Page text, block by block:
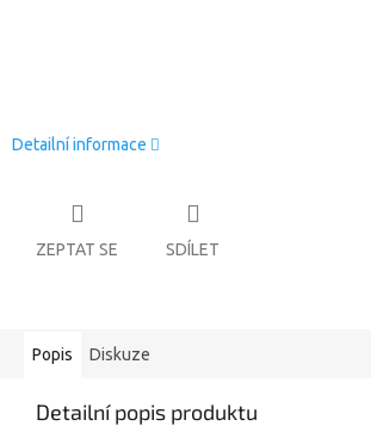
Detailní informace
ZEPTAT SE SDÍLET
Popis Diskuze
Detailní popis produktu